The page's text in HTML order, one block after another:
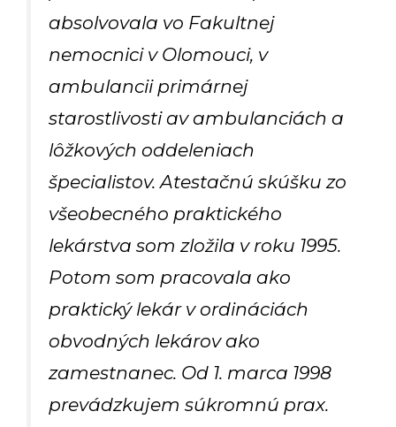
absolvovala vo Fakultnej
nemocnici v Olomouci, v
ambulancii primárnej
starostlivosti av ambulanciách a
lôžkových oddeleniach
špecialistov. Atestačnú skúšku zo
všeobecného praktického
lekárstva som zložila v roku 1995.
Potom som pracovala ako
praktický lekár v ordináciách
obvodných lekárov ako
zamestnanec. Od 1. marca 1998
prevádzkujem súkromnú prax.